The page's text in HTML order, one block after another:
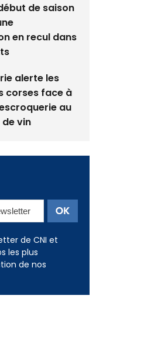
de saison
en recul dans
alerte les
corses face à
au
vin
de CNI et
les plus
de nos